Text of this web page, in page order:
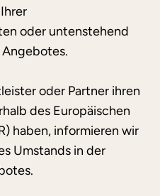
oder untenstehend
oder Partner ihren
des Europäischen
haben, informieren wir
Umstands in der